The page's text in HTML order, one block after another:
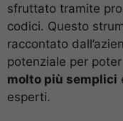
sfruttato tramite
codici. Questo
raccontato
potenziale per poter
molto più semplici
esperti.